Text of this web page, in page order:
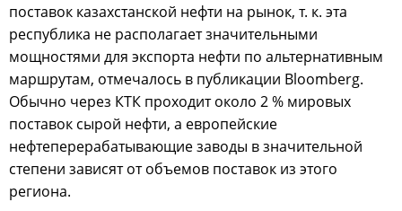
поставок казахстанской нефти на рынок, т. к. эта
республика не располагает значительными
мощностями для экспорта нефти по альтернативным
маршрутам, отмечалось в публикации Bloomberg.
Обычно через КТК проходит около 2 % мировых
поставок сырой нефти, а европейские
нефтеперерабатывающие заводы в значительной
степени зависят от объемов поставок из этого
региона.